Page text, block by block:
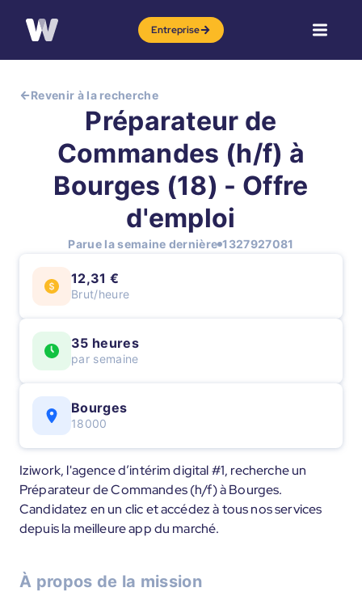
Entreprise
Revenir à la recherche
Préparateur de
Commandes (h/f) à
Bourges (18) - Offre
d'emploi
Parue la semaine dernière 1327927081
12,31 €
Brut/heure
35 heures
par semaine
Bourges
18000
Iziwork, l'agence d’intérim digital #1, recherche un
Préparateur de Commandes (h/f) à Bourges.
Candidatez en un clic et accédez à tous nos services
depuis la meilleure app du marché.
À propos de la mission